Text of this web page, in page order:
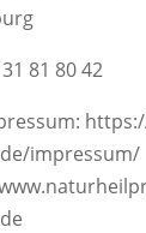
81 80 42
impressum/